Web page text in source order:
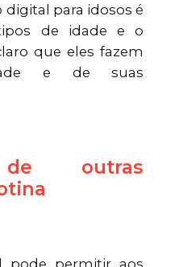
para idosos é
de idade e o
que eles fazem
e de suas
de outras